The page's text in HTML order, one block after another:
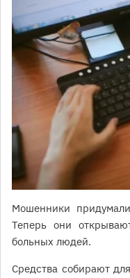
Мошенники
Теперь они
больных людей.
Средства собирают